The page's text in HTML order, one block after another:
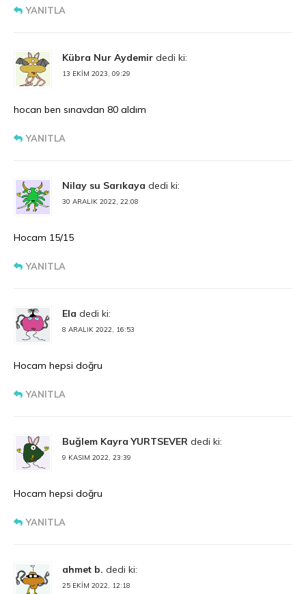
YANITLA
Kübra Nur Aydemir dedi ki:
13 EKIM 2023, 09:29
hocan ben sınavdan 80 aldım
YANITLA
Nilay su Sarıkaya dedi ki:
30 ARALIK 2022, 22:08
Hocam 15/15
YANITLA
Ela dedi ki:
8 ARALIK 2022, 16:53
Hocam hepsi doğru
YANITLA
Buğlem Kayra YURTSEVER dedi ki:
9 KASIM 2022, 23:39
Hocam hepsi doğru
YANITLA
ahmet b. dedi ki:
25 EKIM 2022, 12:18